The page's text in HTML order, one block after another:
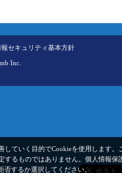
報セキュリティ基本方針
Inc.
していく目的でCookieを使用します。
るものではありません。 個人情報保
否するか選択してください。